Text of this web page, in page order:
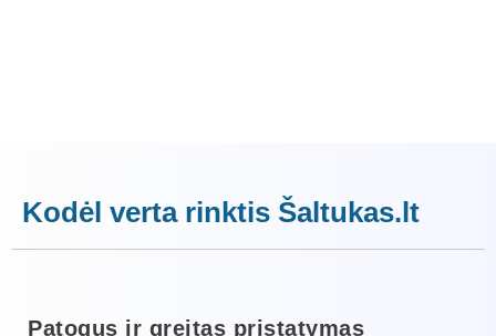
Kodėl verta rinktis Šaltukas.lt
Patogus ir greitas pristatymas